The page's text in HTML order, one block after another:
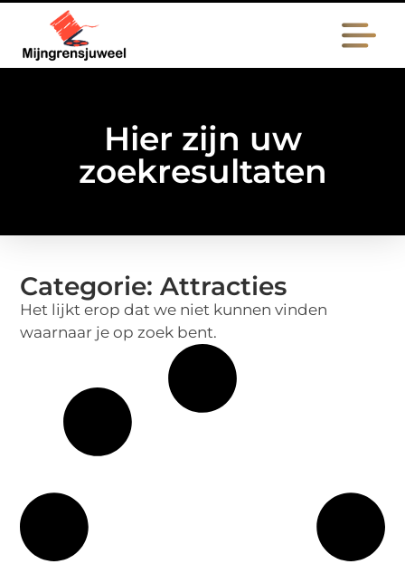
Hier zijn uw
zoekresultaten
Categorie: Attracties
Het lijkt erop dat we niet kunnen vinden
waarnaar je op zoek bent.